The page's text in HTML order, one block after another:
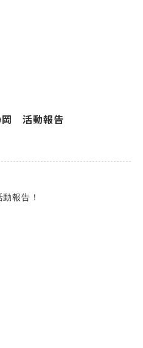
活動報告